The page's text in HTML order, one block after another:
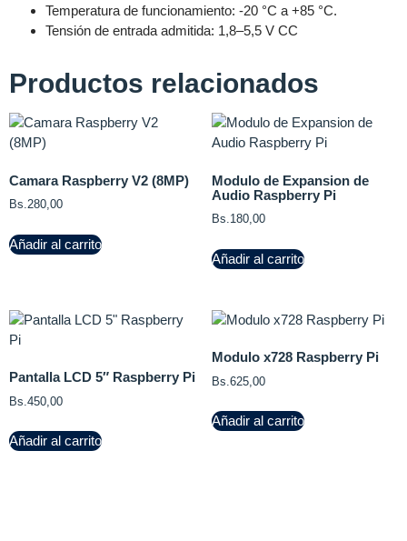
Temperatura de funcionamiento: -20 °C a +85 °C.
Tensión de entrada admitida: 1,8–5,5 V CC
Productos relacionados
Camara Raspberry V2 (8MP)
Bs.280,00
Añadir al carrito
Modulo de Expansion de
Audio Raspberry Pi
Bs.180,00
Añadir al carrito
Pantalla LCD 5″ Raspberry Pi
Bs. 450,00
Añadir al carrito
Modulo x728 Raspberry Pi
Bs. 625,00
Añadir al carrito